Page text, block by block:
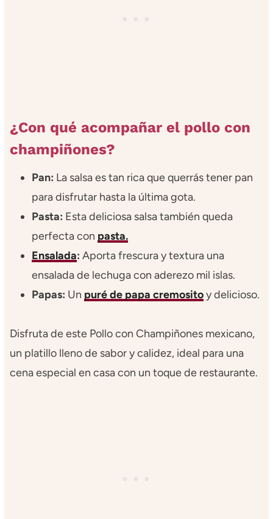
¿Con qué acompañar el pollo con
champiñones?
Pan: La salsa es tan rica que querrás tener pan
para disfrutar hasta la última gota.
Pasta: Esta deliciosa salsa también queda
perfecta con pasta.
Ensalada: Aporta frescura y textura una
ensalada de lechuga con aderezo mil islas.
Papas: Un puré de papa cremositoy delicioso.
Disfruta de este Pollo con Champiñones mexicano,
un platillo lleno de sabor y calidez, ideal para una
cena especial en casa con un toque de restaurante.